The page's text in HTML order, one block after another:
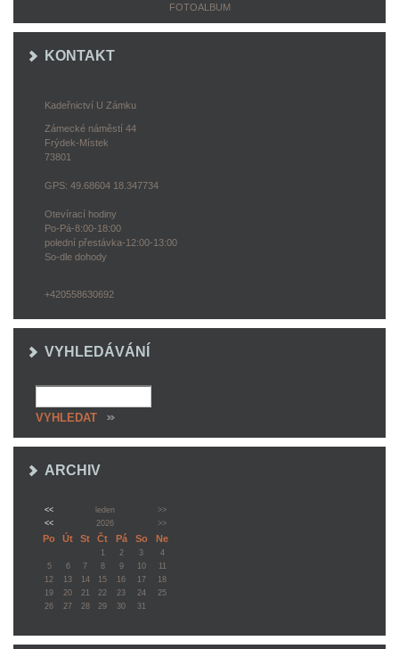
FOTOALBUM
KONTAKT
Kadeřnictví U Zámku
Zámecké náměstí 44
Frýdek-Místek
73801
GPS: 49.68604 18.347734
Otevírací hodiny
Po-Pá-8:00-18:00
polední přestávka-12:00-13:00
So-dle dohody
+420558630692
VYHLEDÁVÁNÍ
ARCHIV
<< leden
>>
<<
2026 >>
Po Út St Čt Pá So Ne
1 2 3
4
5
6 7 8 9 10
11
12
13 14 15 16 17
18
19
20 21 22 23 24
25
26
27 28 29 30 31